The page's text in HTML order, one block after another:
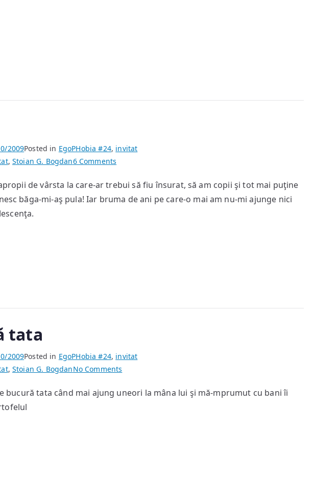
2009Posted in EgoPHobia #24, invitat
, Stoian G. Bogdan6 Comments
de vârsta la care-ar trebui să fiu însurat, să am copii şi tot mai puţine
băga-mi-aş pula! Iar bruma de ani pe care-o mai am nu-mi ajunge nici
tata
2009Posted in EgoPHobia #24, invitat
, Stoian G. BogdanNo Comments
se
bucură tata când mai ajung uneori la mâna lui şi mă-mprumut cu bani îi